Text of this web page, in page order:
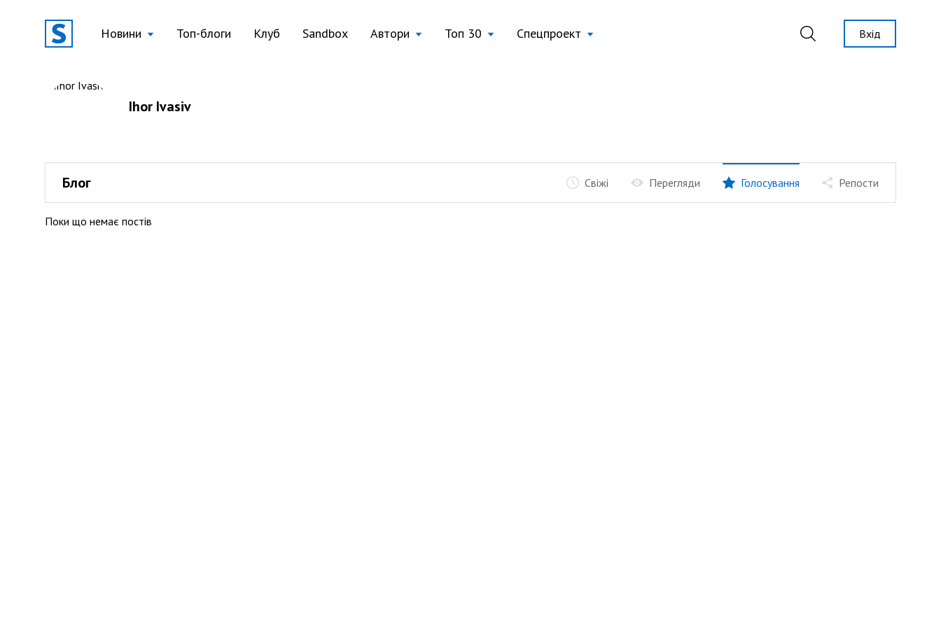
Новини Топ-блоги Клуб Sandbox Автори Топ 30 Спецпроект Вхід
Ihor Ivasiv
Блог Свіжі Перегляди Голосування Репости
Поки що немає постів